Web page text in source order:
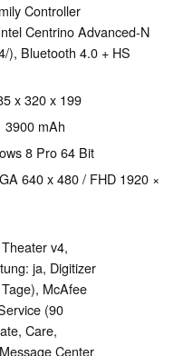
Controller
Centrino Advanced-N
), Bluetooth 4.0 + HS
x 320 x 199
3900 mAh
8 Pro 64 Bit
640 x 480 / FHD 1920 ×
v4,
ja, Digitizer
McAfee
(90
Care,
Center